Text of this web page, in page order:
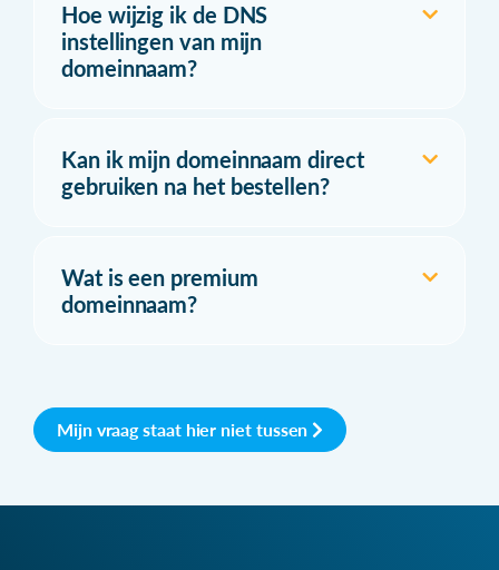
Hoe wijzig ik de DNS
instellingen van mijn
domeinnaam?
Kan ik mijn domeinnaam direct
gebruiken na het bestellen?
Wat is een premium
domeinnaam?
Mijn vraag staat hier niet tussen